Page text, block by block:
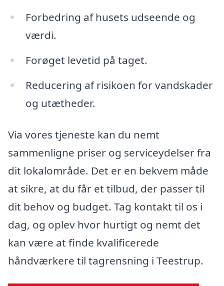
Forbedring af husets udseende og
værdi.
Forøget levetid på taget.
Reducering af risikoen for vandskader
og utætheder.
Via vores tjeneste kan du nemt
sammenligne priser og serviceydelser fra
dit lokalområde. Det er en bekvem måde
at sikre, at du får et tilbud, der passer til
dit behov og budget. Tag kontakt til os i
dag, og oplev hvor hurtigt og nemt det
kan være at finde kvalificerede
håndværkere til tagrensning i Teestrup.